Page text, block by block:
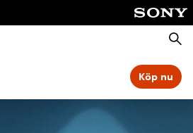
Sök
Köp nu